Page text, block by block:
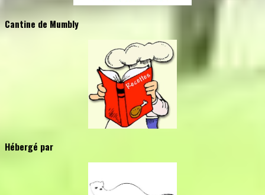
Cantine de Mumbly
Hébergé par